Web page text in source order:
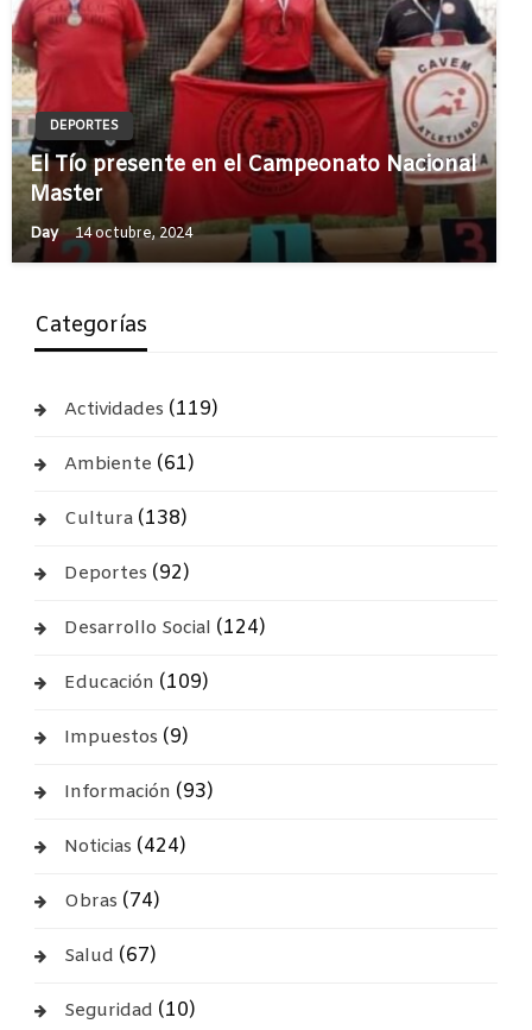
DEPORTES
El Tío presente en el Campeonato Nacional
Master
Day 14 octubre, 2024
Categorías
Actividades (119)
Ambiente (61)
Cultura(138)
Deportes (92)
Desarrollo Social (124)
Educación (109)
Impuestos (9)
Información (93)
Noticias (424)
Obras (74)
Salud (67)
Seguridad (10)